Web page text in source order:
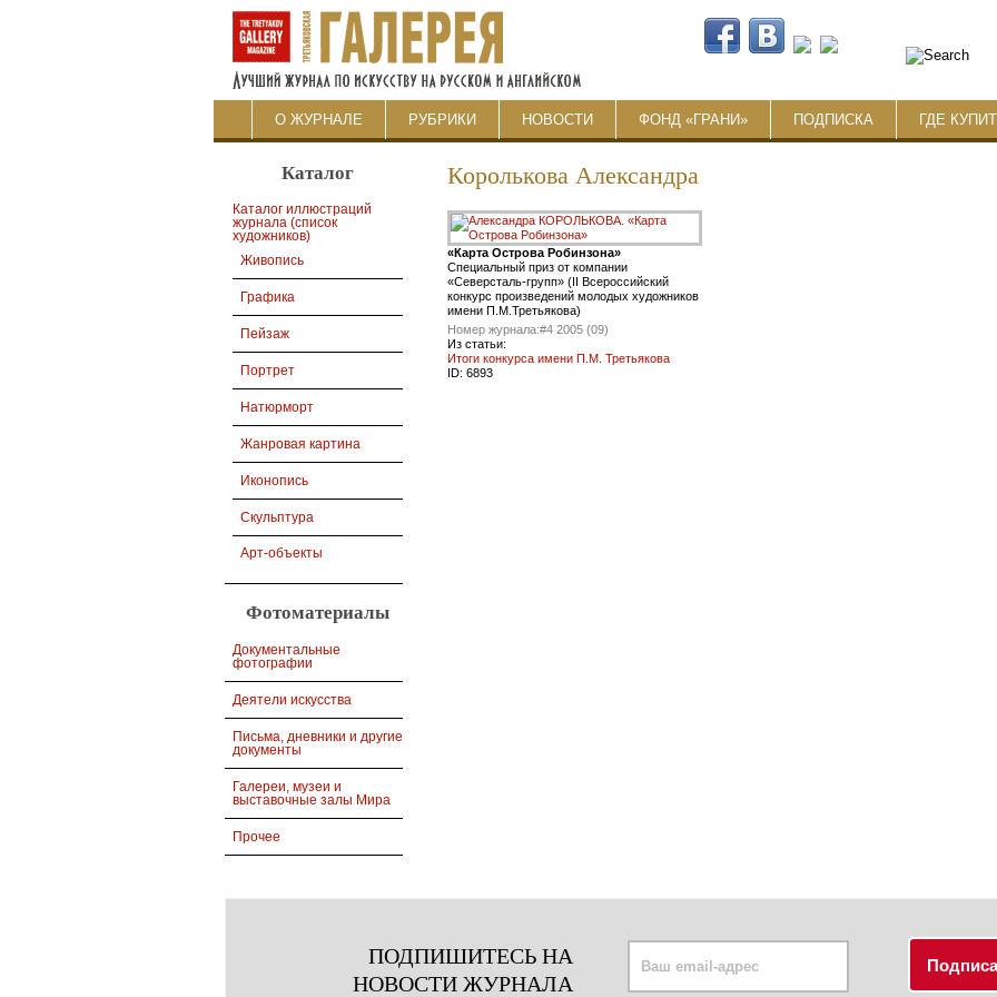
О ЖУРНАЛЕ РУБРИКИ НОВОСТИ ФОНД «ГРАНИ» ПОДПИСКА ГДЕ
Каталог
Каталог иллюстраций
журнала (список
художников)
Живопись
Графика
Пейзаж
Портрет
Натюрморт
Жанровая картина
Иконопись
Скульптура
Арт-объекты
Фотоматериалы
Документальные
фотографии
Деятели искусства
Письма, дневники и другие
документы
Галереи, музеи и
выставочные залы Мира
Прочее
Королькова Александра
«Карта Острова Робинзона»
Специальный приз от компании
«Северсталь-групп» (II Всероссийский
конкурс произведений молодых художников
имени П.М.Третьякова)
Номер журнала:#4 2005 (09)
Из статьи:
Итоги конкурса имени П.М. Третьякова
ID: 6893
ПОДПИШИТЕСЬ НА
НОВОСТИ ЖУРНАЛА